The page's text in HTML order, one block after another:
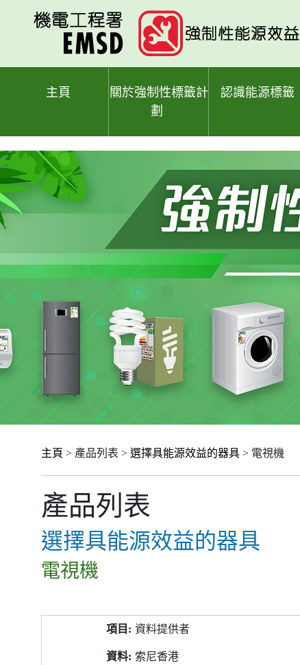
主頁
關於強制性標籤計
劃
認識能源標籤
主頁 > 產品列表 > 選擇具能源效益的器具 > 電視機
產品列表
選擇具能源效益的器具
電視機
資料提供者
索尼香港